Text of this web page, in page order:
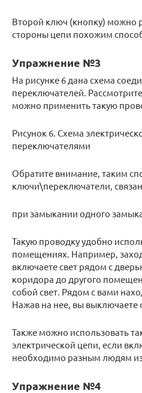
Второй ключ (кнопку) можно
стороны цепи похожим
Упражнение №3
На рисунке 6 дана схема
переключателей.
можно применить такую
Рисунок 6. Схема
переключателями
Обратите внимание, таким
ключи\переключатели,
при замыкании одного
Такую проводку удобно
помещениях. Например,
включаете свет рядом с
коридора до другого
собой свет. Рядом с вами
Нажав на нее, вы выключаете
Также можно использовать
электрической цепи, если
необходимо разным людям
Упражнение №4